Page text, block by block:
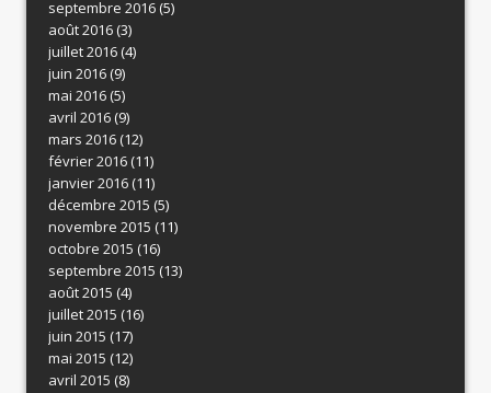
septembre 2016(5)
août 2016(3)
juillet 2016(4)
juin 2016(9)
mai 2016(5)
avril 2016(9)
mars 2016(12)
février 2016(11)
janvier 2016(11)
décembre 2015 (5)
novembre 2015 (11)
octobre 2015 (16)
septembre 2015 (13)
août 2015 (4)
juillet 2015 (16)
juin 2015 (17)
mai 2015 (12)
avril 2015 (8)